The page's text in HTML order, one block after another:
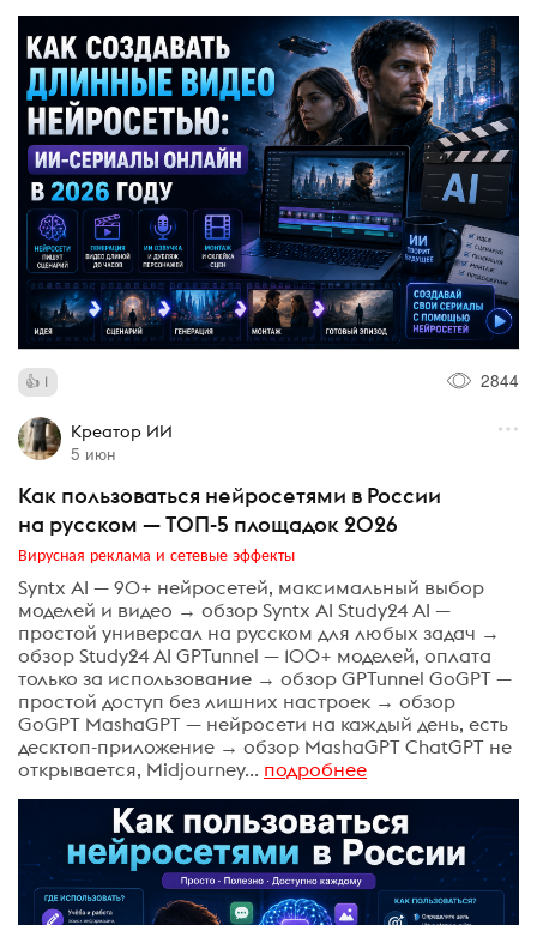
1 2844
Креатор ИИ
5 июн
Как пользоваться нейросетями в России
на русском — ТОП-5 площадок 2026
Вирусная реклама и сетевые эффекты
Syntx AI — 90+ нейросетей, максимальный выбор
моделей и видео → обзор Syntx AI Study24 AI —
простой универсал на русском для любых задач →
обзор Study24 AI GPTunnel — 100+ моделей, оплата
только за использование → обзор GPTunnel GoGPT —
простой доступ без лишних настроек → обзор
GoGPT MashaGPT — нейросети на каждый день, есть
десктоп-приложение → обзор MashaGPT ChatGPT не
открывается, Midjourney... подробнее